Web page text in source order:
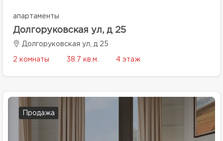
апартаменты
Долгоруковская ул, д 25
Долгоруковская ул, д 25
2 комнаты 38.7 кв.м. 4 этаж
Продажа